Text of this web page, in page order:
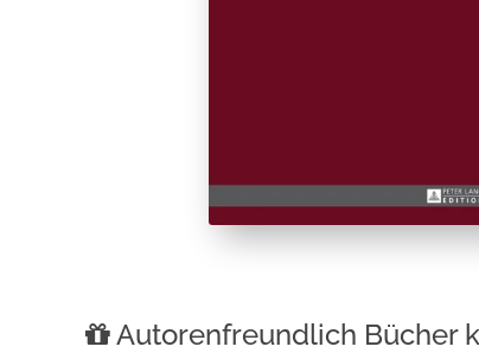
Autorenfreundlich Bücher